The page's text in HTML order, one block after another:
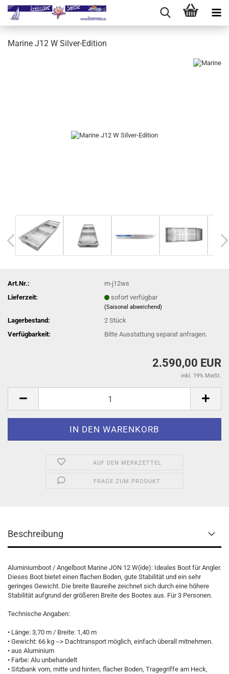
Marine J12 W Silver-Edition
Art.Nr.:
m-j12ws
Lieferzeit:
sofort verfügbar
(Saisonal abweichend)
Lagerbestand: 2Stück
Verfügbarkeit:
Bitte Ausstattung separat anfragen.
2.590,00 EUR
inkl. 19% MwSt.
AUF DEN MERKZETTEL
FRAGE ZUM PRODUKT
Beschreibung
Aluminiumboot / Angelboot Marine JON 12 W(ide): Ideales Boot für Angler.
Dieses Boot bietet einen flachen Boden, gute Stabilität und ein sehr
geringes Gewicht. Die breite Baureihe zeichnet sich durch eine höhere
Stabilität aufgrund der größeren Breite des Bootes aus. Für 3 Personen.
Technische Angaben:
• Länge: 3,70 m / Breite: 1,40 m
• Gewicht: 66 kg --> Dachtransport möglich, einfach überall mitnehmen.
• aus Aluminium
• Farbe: Alu unbehandelt
• Sitzbank vorn, mitte und hinten, flacher Boden, Tragegriffe am Heck,